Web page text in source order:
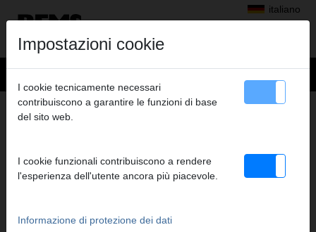
italiano
Prodotti>Pressatura radiale>Pinze a pressare/anelli a pressare REMS
> REMS Pinza a pressare BMP 5/8"
(PZ-2B) A1-32KN
Impostazioni cookie
I cookie tecnicamente necessari
contribuiscono a garantire le funzioni di base
del sito web.
I cookie funzionali contribuiscono a rendere
l'esperienza dell'utente ancora più piacevole.
Informazione di protezione dei dati